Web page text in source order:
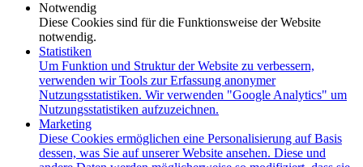
Notwendig
Diese Cookies sind für die Funktionsweise der Website
notwendig.
Statistiken
Um Funktion und Struktur der Website zu verbessern,
verwenden wir Tools zur Erfassung anonymer
Nutzungsstatistiken. Wir verwenden "Google Analytics" um
Nutzungsstatistiken aufzuzeichnen.
Marketing
Diese Cookies ermöglichen eine Personalisierung auf Basis
dessen, was Sie auf unserer Website ansehen. Diese und